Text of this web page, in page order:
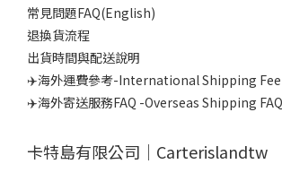
常見問題FAQ(English)
退換貨流程
出貨時間與配送說明
✈️海外運費參考-International Shipping
✈️海外寄送服務FAQ -Overseas Shipping FAQ
卡特島有限公司｜Carterislandtw